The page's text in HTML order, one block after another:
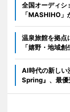
全国オーディシ
「MASHIHO」
温泉旅館を拠点
「嬉野・地域
AI時代の新し
Spring』、最優